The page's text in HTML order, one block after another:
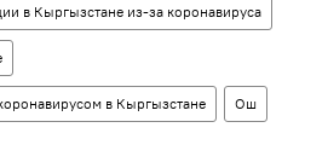
в Кыргызстане из-за коронавируса
в Кыргызстане Ош